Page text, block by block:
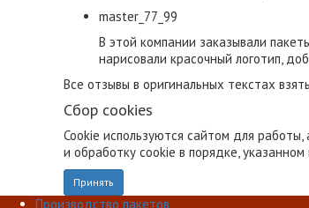
master_77_99
В этой компании заказывали
нарисовали красочный логотип,
Все отзывы в оригинальных текстах
Сбор cookies
Cookie используются сайтом для
и обработку cookie в порядке, указанном
Принять
Производство пакетов